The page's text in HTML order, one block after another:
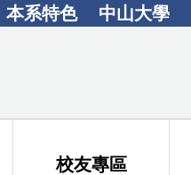
本系特色 中山大學
校友專區